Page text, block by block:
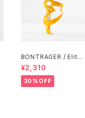
BONTRAGER / Elite
Water Bottle Cage /
Marigold
¥2,310
30%OFF